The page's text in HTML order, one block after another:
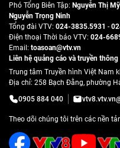
Phó Tổng Biên Tập: Nguyễn Thị
Nguyễn Trọng Ninh
Tổng đài VTV: 024-3835.5931 -
Ðiện thoại Thời báo VTV: 024-
Email: toasoan@vtv.vn
Liên hệ quảng cáo và truyền thông
Trung tâm Truyền hình Việt Nam
Địa chỉ: 258 Bạch Đằng, phường
0905 884 040
Theo dõi chúng tôi trên các nền